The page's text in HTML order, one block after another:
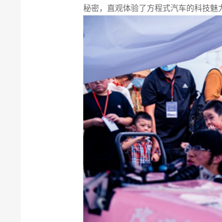
秘密，直观体验了方程式汽车的科技魅